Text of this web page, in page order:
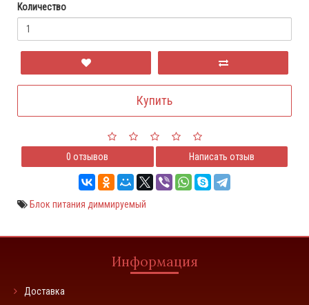
Количество
Купить
0 отзывов Написать отзыв
Блок питания диммируемый
Информация
Доставка